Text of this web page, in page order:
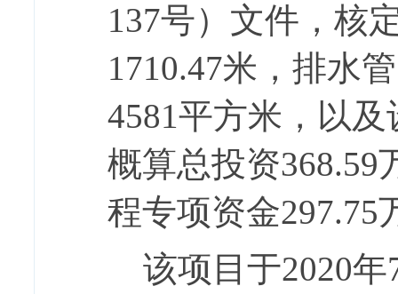
137号）文件，核
1710.47米，排水
4581平方米，以
概算总投资368.59
程专项资金297.75
该项目于2020